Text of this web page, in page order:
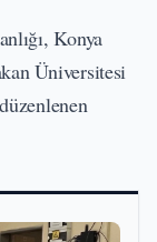
Konya
Üniversitesi